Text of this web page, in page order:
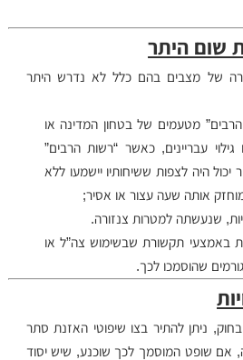
שום היתר
של מצבים בהם כלל לא נדרש היתר
מטעמים של בטחון המדינה או
עבריינים, כאשר “רשות הרבים”
היה לצפות ששיחותיו יישמעו ללא
אותה שעה עצור או אסיר;
שנעשתה למטרות צנזורה.
באמצעי תקשורת שבשימוש צה”ל או
שהוסמכו לכך.
ניתן להתיר בצו שיפוטי האזנת סתר
אם שופט המוסמך לכך שוכנע, שיש יסוד